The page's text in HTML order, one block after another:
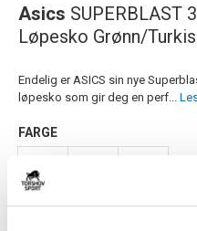
Asics SUPERBLAST 3
Løpesko Grønn/Turkis
Endelig er ASICS sin nye
løpesko som gir deg en perf...
FARGE